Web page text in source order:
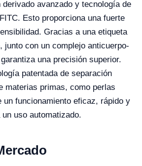
derivado avanzado y tecnología de
Esto proporciona una fuerte
Gracias a una etiqueta
junto con un complejo anticuerpo-
una precisión superior.
patentada de separación
materias primas, como perlas
un funcionamiento eficaz, rápido y
uso automatizado.